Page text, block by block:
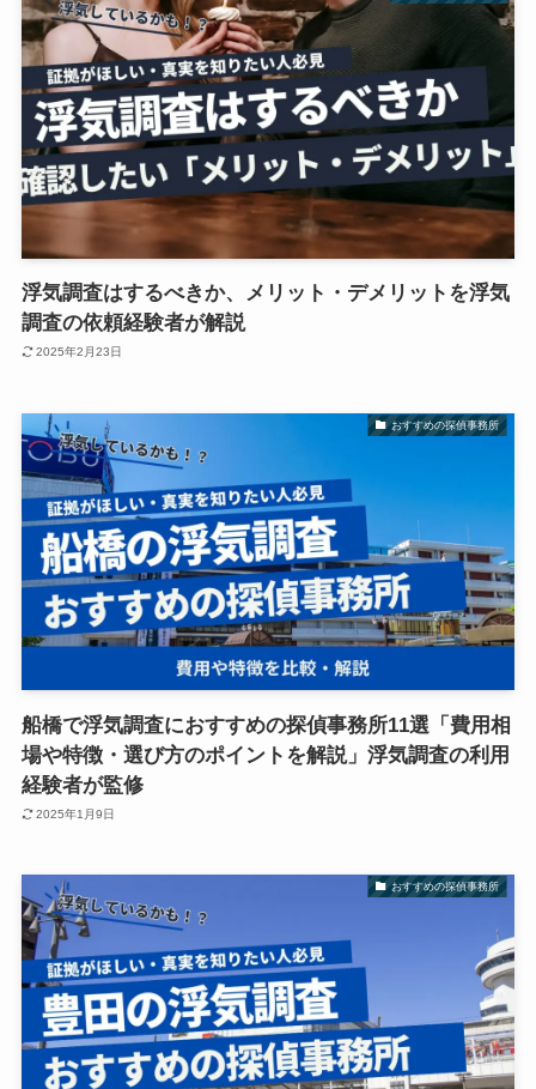
浮気調査はするべきか、メリット・デメリットを浮気
調査の依頼経験者が解説
2025年2月23日
おすすめの探偵事務所
船橋で浮気調査におすすめの探偵事務所11選「費用相
場や特徴・選び方のポイントを解説」浮気調査の利用
経験者が監修
2025年1月9日
おすすめの探偵事務所